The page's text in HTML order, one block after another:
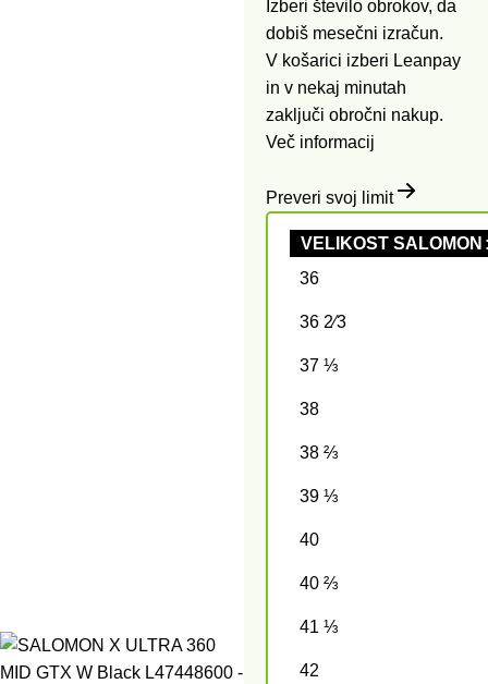
Izberi število obrokov, da
dobiš mesečni izračun.
V košarici izberi Leanpay
in v nekaj minutah
zaključi obročni nakup.
Več informacij
Preveri svoj limit
VELIKOST SALOMON
36
36 2⁄3
37 ⅓
38
38 ⅔
39 ⅓
40
40 ⅔
41 ⅓
42